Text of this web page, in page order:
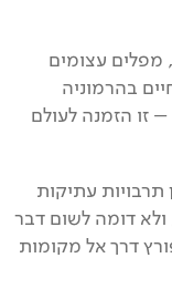
מפלים עצומים
בהרמוניה
הזמנה לעולם
תרבויות עתיקות
ולא דומה לשום דבר
דרך אל מקומות